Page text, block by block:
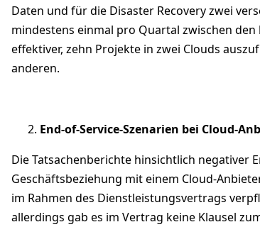
Daten und für die Disaster Recovery zwei
mindestens einmal pro Quartal zwischen
effektiver, zehn Projekte in zwei Clouds
anderen.
End-of-Service-Szenarien bei Cloud-
Die Tatsachenberichte hinsichtlich negativer
Geschäftsbeziehung mit einem Cloud-
im Rahmen des Dienstleistungsvertrags
allerdings gab es im Vertrag keine Klausel